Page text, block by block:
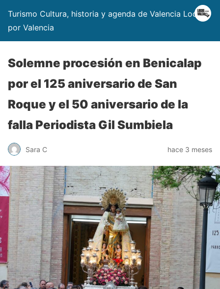
Turismo Cultura, historia y agenda de Valencia Locos
por Valencia
Solemne procesión en Benicalap
por el 125 aniversario de San
Roque y el 50 aniversario de la
falla Periodista Gil Sumbiela
Sara C hace 3 meses